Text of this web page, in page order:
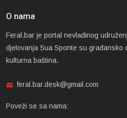
O nama
Feral.bar je portal nevladinog
djelovanja Sua Sponte su građansko
kulturna baština.
feral.bar.desk@gmail.com
Poveži se sa nama: